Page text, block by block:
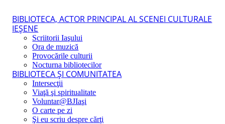
BIBLIOTECA, ACTOR PRINCIPAL AL SCENEI CULTURALE
IEŞENE
Scriitorii Iaşului
Ora de muzică
Provocările culturii
Nocturna bibliotecilor
BIBLIOTECA ŞI COMUNITATEA
Intersecţii
Viaţă şi spiritualitate
Voluntar@BJIaşi
O carte pe zi
Şi eu scriu despre cărţi